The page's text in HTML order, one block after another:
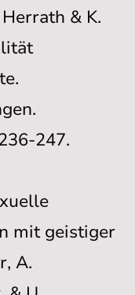
& K.
247.
mit geistiger
A.